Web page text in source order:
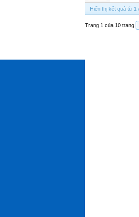
Hiển thị kết quả từ 1
Trang 1 của 10 trang